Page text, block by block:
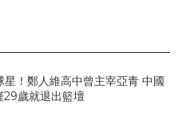
！鄭人維高中曾主宰亞青 中國
29歲就退出籃壇